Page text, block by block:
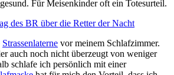
Für Meisenkinder oft ein Totesurteil.
des BR über die Retter der Nacht
Strassenlaterne vor meinem Schlafzimmer.
auch noch nicht überzeugt von weniger
schlafe ich persönlich mit einer